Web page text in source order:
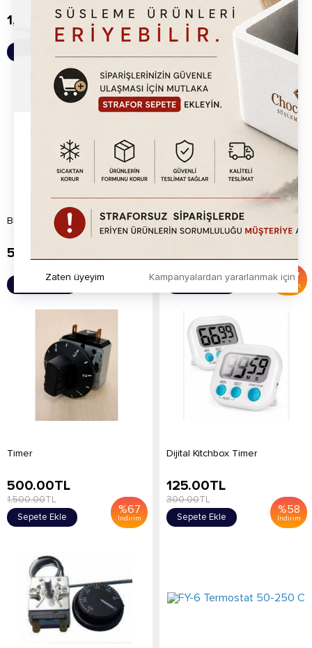
1,925.00TL 175.00TL
Bubble Waffle Makine Tepsisi
500.00
Timer
%67
İndirim
Sepete Ekle
Timer
%67
İndirim
500.00TL
1,500.00TL
Sepete Ekle
Dijital Kitchbox Timer
%58
İndirim
125.00TL
300.00TL
Sepete Ekle
Kampanyalardan yararlanmak için
Zaten üyeyim